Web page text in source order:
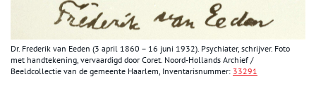
Dr. Frederik van Eeden (3 april 1860 – 16 juni 1932). Psychiater, schrijver. Foto
met handtekening, vervaardigd door Coret. Noord-Hollands Archief /
Beeldcollectie van de gemeente Haarlem, Inventarisnummer: 33291